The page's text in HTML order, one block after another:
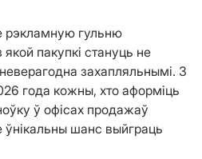
рэкламную гульню
пакупкі стануць не
захапляльнымі. З
года кожны, хто аформіць
ў офісах продажаў
шанс выйграць